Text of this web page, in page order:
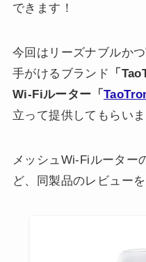
できます！
今回はリーズナブルか
手がけるブランド
「
Wi-Fiルーター「
立って提供してもらいま
メッシュWi-Fiルーター
ど、同製品のレビュー